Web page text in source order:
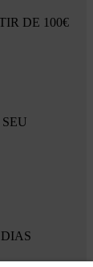
DE 100€